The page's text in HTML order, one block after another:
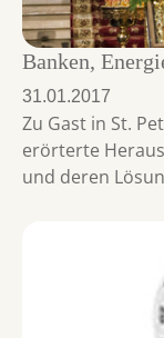
Banken,
31.01.2017
Zu Gast in St.
erörterte
und deren